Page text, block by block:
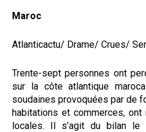
Maroc
Atlanticactu/ Drame/ Crues/
Trente-sept personnes ont
sur la côte atlantique
soudaines provoquées par de
habitations et commerces,
locales. Il s’agit du bilan